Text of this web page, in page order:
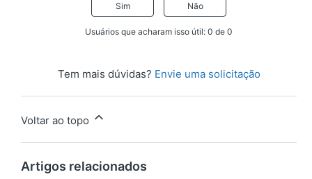
Sim Não
Usuários que acharam isso útil: 0 de 0
Tem mais dúvidas? Envie uma solicitação
Voltar ao topo
Artigos relacionados